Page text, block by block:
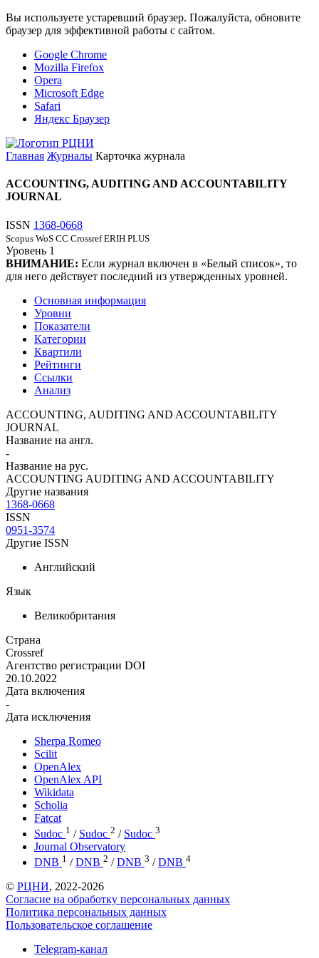
Вы используете устаревший браузер. Пожалуйста, обновите
браузер для эффективной работы с сайтом.
Google Chrome
Mozilla Firefox
Opera
Microsoft Edge
Safari
Яндекс Браузер
Главная Журналы Карточка журнала
ACCOUNTING, AUDITING AND ACCOUNTABILITY
JOURNAL
ISSN 1368-0668
Scopus WoS CC Crossref ERIH PLUS
Уровень 1
ВНИМАНИЕ: Если журнал включен в «Белый список», то
для него действует последний из утвержденных уровней.
Основная информация
Уровни
Показатели
Категории
Квартили
Рейтинги
Ссылки
Анализ
ACCOUNTING, AUDITING AND ACCOUNTABILITY
JOURNAL
Название на англ.
-
Название на рус.
ACCOUNTING AUDITING AND ACCOUNTABILITY
Другие названия
1368-0668
ISSN
0951-3574
Другие ISSN
Английский
Язык
Великобритания
Страна
Crossref
Агентство регистрации DOI
20.10.2022
Дата включения
-
Дата исключения
Sherpa Romeo
Scilit
OpenAlex
OpenAlex API
Wikidata
Scholia
Fatcat
Sudoc 1 / Sudoc 2 / Sudoc 3
Journal Observatory
DNB 1 / DNB 2 / DNB 3 / DNB 4
© РЦНИ, 2022-2026
Согласие на обработку персональных данных
Политика персональных данных
Пользовательское соглашение
Telegram-канал